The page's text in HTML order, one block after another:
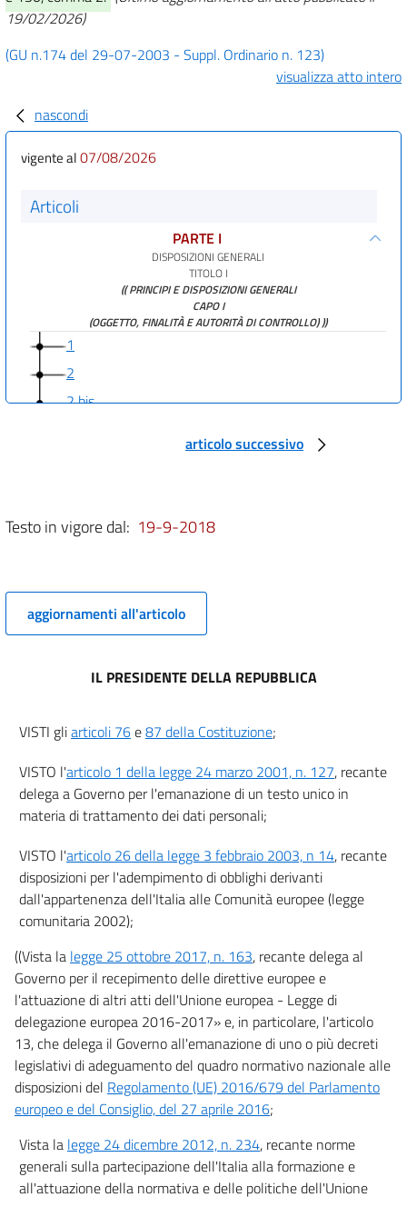
19/02/2026)
(GU n.174 del 29-07-2003 - Suppl. Ordinario n. 123)
visualizza atto intero
nascondi
vigente al07/08/2026
Articoli
PARTE I
DISPOSIZIONI GENERALI
TITOLO I
(( PRINCIPI E DISPOSIZIONI GENERALI
CAPO I
(OGGETTO, FINALITÀ E AUTORITÀ DI CONTROLLO) ))
1
2
2 bis
(PRINCIPI) ))
2 quinquies
2 octies
2 novies
2 decies
2 undecies
2 duodecies
2 terdecies
(( CAPO IV
RESPONSABILE DEL TRATTAMENTO) ))
2 quaterdecies
2 quaterdecies.1
2 quindecies
2 sex decies
2 septies decies
3
4
5
6
DIRITTI DELL'INTERESSATO
((TITOLO ABROGATO DAL D.LGS. 10 AGOSTO 2018, N. 101))
7
articolo successivo
Testo in vigore dal: 19-9-2018
aggiornamenti all'articolo
IL PRESIDENTE DELLA REPUBBLICA
VISTI gliarticoli 76e87 della Costituzione;
VISTO l'articolo 1 della legge 24 marzo 2001, n. 127, recante
delega a Governo per l'emanazione di un testo unico in
materia di trattamento dei dati personali;
VISTO l'articolo 26 della legge 3 febbraio 2003, n 14, recante
disposizioni per l'adempimento di obblighi derivanti
dall'appartenenza dell'Italia alle Comunità europee (legge
comunitaria 2002);
((Vista la legge 25 ottobre 2017, n. 163, recante delega al
Governo per il recepimento delle direttive europee e
l'attuazione di altri atti dell'Unione europea - Legge di
delegazione europea 2016-2017» e, in particolare, l'articolo
13, che delega il Governo all'emanazione di uno o più decreti
legislativi di adeguamento del quadro normativo nazionale alle
disposizioni del Regolamento (UE) 2016/679 del Parlamento
europeo e del Consiglio, del 27 aprile 2016;
Vista la legge 24 dicembre 2012, n. 234, recante norme
generali sulla partecipazione dell'Italia alla formazione e
all'attuazione della normativa e delle politiche dell'Unione